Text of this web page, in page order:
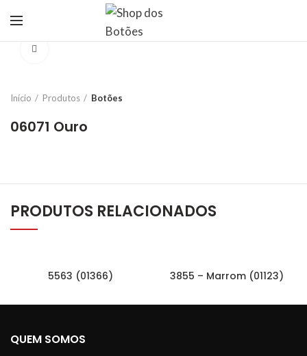
Início Produtos Botões
06071 Ouro
PRODUTOS RELACIONADOS
5563 (01366) 3855 – Marrom (01123)
QUEM SOMOS